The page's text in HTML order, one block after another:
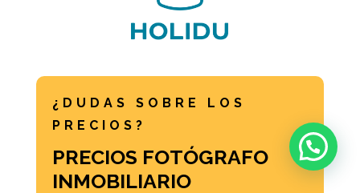
¿DUDAS SOBRE LOS
PRECIOS?
PRECIOS FOTÓGRAFO
INMOBILIARIO